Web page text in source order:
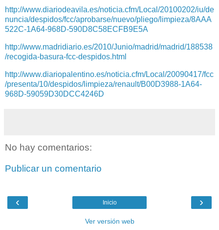
http://www.diariodeavila.es/noticia.cfm/Local/20100202/iu/de
nuncia/despidos/fcc/aprobarse/nuevo/pliego/limpieza/8AAA
522C-1A64-968D-590D8C58ECFB9E5A
http://www.madridiario.es/2010/Junio/madrid/madrid/188538
/recogida-basura-fcc-despidos.html
http://www.diariopalentino.es/noticia.cfm/Local/20090417/fcc
/presenta/10/despidos/limpieza/renault/B00D3988-1A64-
968D-59059D30DCC4246D
No hay comentarios:
Publicar un comentario
‹ ›
Inicio
Ver versión web